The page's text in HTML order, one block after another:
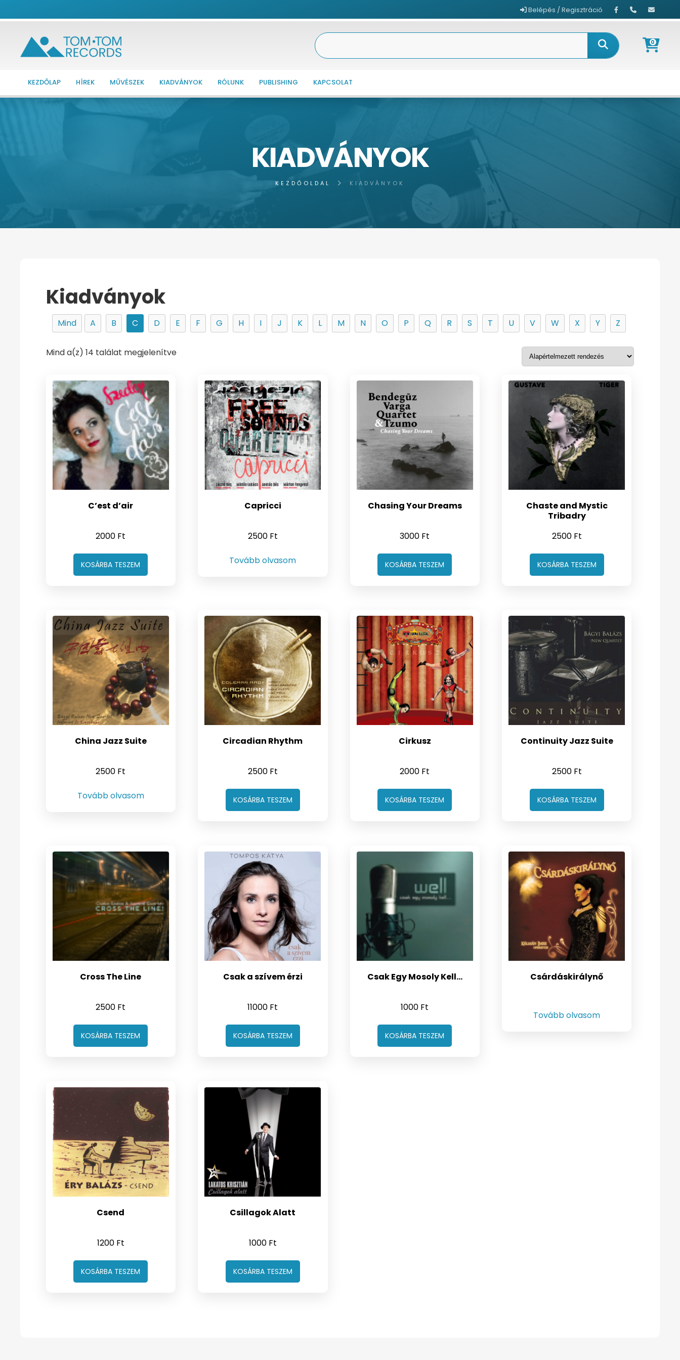
Belépés / Regisztráció
0
KEZDŐLAP HÍREK MŰVÉSZEK KIADVÁNYOK RÓLUNK PUBLISHING KAPCSOLAT
KIADVÁNYOK
KEZDŐOLDAL KIADVÁNYOK
Kiadványok
Mind A B C D E F G H I J K L M N O P Q R S T U V W X Y Z
Mind a(z) 14 találat megjelenítve
C’est d’air
2000 Ft
KOSÁRBA TESZEM
Capricci
2500 Ft
Tovább olvasom
Chasing Your Dreams
3000 Ft
KOSÁRBA TESZEM
Chaste and Mystic
Tribadry
2500 Ft
KOSÁRBA TESZEM
China Jazz Suite
2500 Ft
Tovább olvasom
Circadian Rhythm
2500 Ft
KOSÁRBA TESZEM
Cirkusz
2000 Ft
KOSÁRBA TESZEM
Continuity Jazz Suite
2500 Ft
KOSÁRBA TESZEM
Cross The Line
2500 Ft
KOSÁRBA TESZEM
Csak a szívem érzi
11000 Ft
KOSÁRBA TESZEM
Csak Egy Mosoly Kell…
1000 Ft
KOSÁRBA TESZEM
Csárdáskirálynő
Tovább olvasom
Csend
1200 Ft
KOSÁRBA TESZEM
Csillagok Alatt
1000 Ft
KOSÁRBA TESZEM